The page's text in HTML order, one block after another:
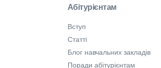
Абітурієнтам
Вступ
Статті
Блог навчальних закладів
Поради абітурієнтам